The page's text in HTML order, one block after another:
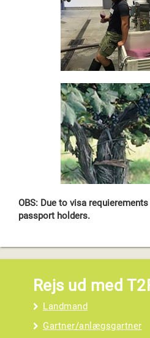
OBS: Due to visa
passport holders.
Rejs ud med
Landmand
Gartner/anlægsgartner